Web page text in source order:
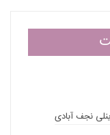
نجف آبادی